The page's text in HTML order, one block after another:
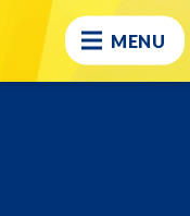
MENU